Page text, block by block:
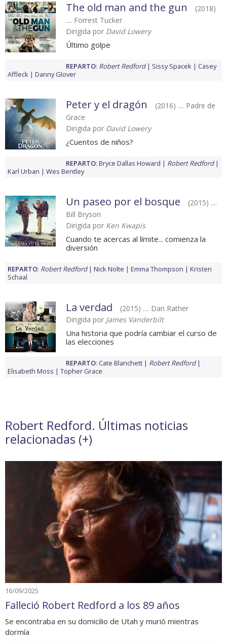
The old man and the gun
(2018)
.... Forrest Tucker
Dirigida por David Lowery
Último golpe
REPARTO: Robert Redford Sissy Spacek
Casey
Affleck
Danny Glover
Peter y el dragón
(2016) .... Padre de
Grace
Dirigida por David Lowery
¿Cuentos de niños?
REPARTO: Bryce Dallas Howard
Robert Redford
Karl Urban
Wes Bentley
Un paseo por el bosque
(2015) ....
Bill Bryson
Dirigida por Ken Kwapis
Cuando te acercas al límite... comienza la
diversión
REPARTO: Robert Redford Nick Nolte Emma Thompson
Kristen
Schaal
La verdad
(2015) .... Dan Rather
Dirigida por James Vanderbilt
Una historia que podría cambiar el curso de
las elecciones
REPARTO: Cate Blanchett
Robert Redford
Elisabeth Moss
Topher Grace
Robert Redford. Últimas noticias
relacionadas (+)
16/09/2025
Falleció Robert Redford a los 89 años
Se encontraba en su domicilio de Utah y murió mientras
dormía